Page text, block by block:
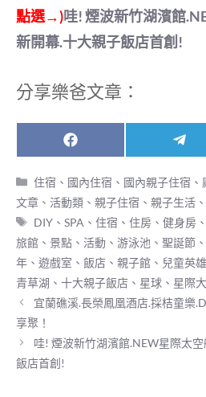
點選→)哇! 煙波新竹湖濱館
新開幕.十大親子飯店首創!
分享樂爸文章：
Share
on
F
a
c
e
b
o
o
k
on
e
l
e
g
r
a
m
分
類
住宿 、 國內住宿 、 國內親子住宿 、
文章 、 活動類 、 親子住宿 、 親子生活 、
標
籤
DIY、SPA、住宿、住房、健身房
旅館、景點、活動、游泳池、聖誕節
年、遊戲室、飯店、親子館、兒童英
青草湖 、 十大親子飯店 、 星球 、 星際
宜蘭礁溪.長榮鳳凰酒店.採桔童樂
享聚！
哇! 煙波新竹湖濱館.NEW星際太
飯店首創!